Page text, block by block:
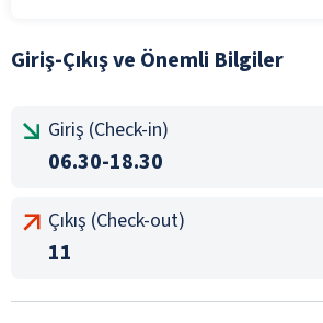
Giriş-Çıkış ve Önemli Bilgiler
Giriş (Check-in)
06.30-18.30
Çıkış (Check-out)
11